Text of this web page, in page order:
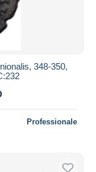
348-350,
Professionale